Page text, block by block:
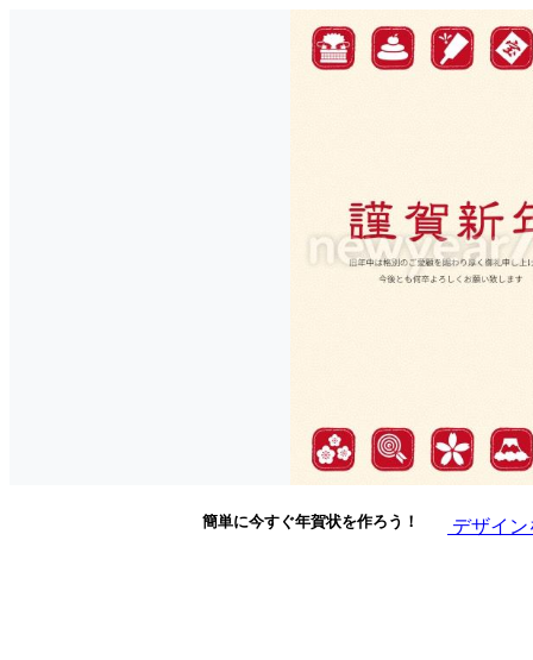
簡単に今すぐ年賀状を作ろう！ デザイ